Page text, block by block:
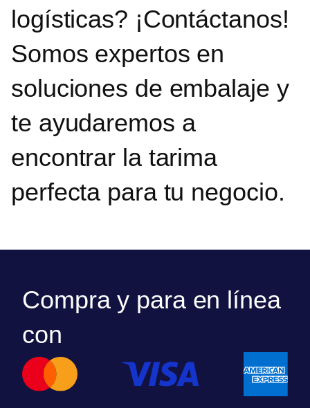
logísticas? ¡Contáctanos!
Somos expertos en
soluciones de embalaje y
te ayudaremos a
encontrar la tarima
perfecta para tu negocio.
Compra y para en línea
con